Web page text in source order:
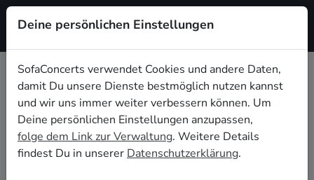
Registrieren
Country Live-Musik für den
Sektempfang in Bonn
Ihr seid auf der Suche nach musikalischer
Untermalung für den Sektempfang eurer Hochzeit in
Deine persönlichen Einstellungen
SofaConcerts verwendet Cookies und andere Daten,
damit Du unsere Dienste bestmöglich nutzen kannst
und wir uns immer weiter verbessern können. Um
Deine persönlichen Einstellungen anzupassen,
folge dem Link zur Verwaltung. Weitere Details
findest Du in unserer Datenschutzerklärung.